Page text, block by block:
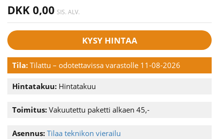
DKK 0,00 SIS. ALV.
KYSY HINTAA
Tila: Tilattu – odotettavissa varastolle 11-08-2026
Hintatakuu: Hintatakuu
Toimitus: Vakuutettu paketti alkaen 45,-
Asennus: Tilaa teknikon vierailu